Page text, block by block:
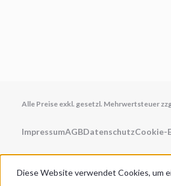
ImpressumAGBDatenschutzCookie-
Alle Preise exkl. gesetzl. Mehrwertsteuer
Diese Website verwendet Cookies, um